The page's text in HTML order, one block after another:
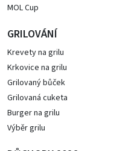
MOL Cup
GRILOVÁNÍ
Krevety na grilu
Krkovice na grilu
Grilovaný bůček
Grilovaná cuketa
Burger na grilu
Výběr grilu